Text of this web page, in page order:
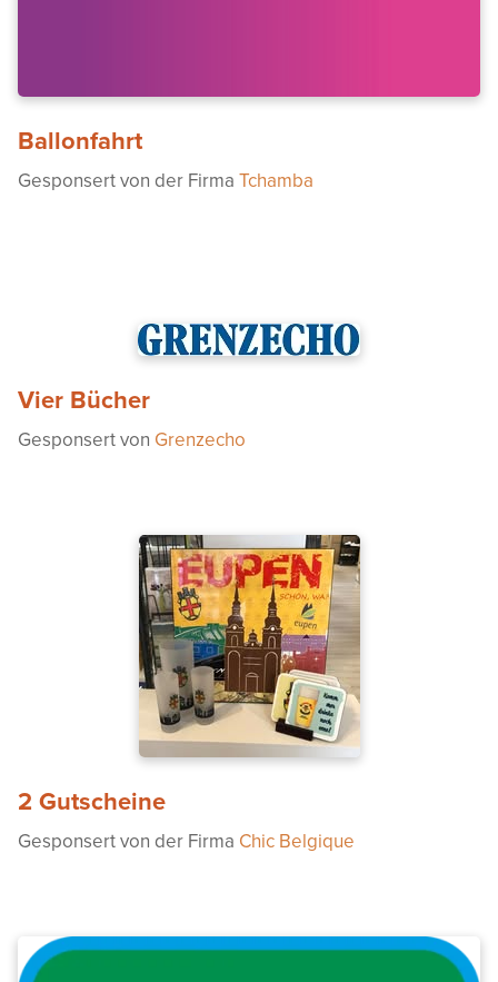
Ballonfahrt
Gesponsert von der Firma Tchamba
Vier Bücher
Gesponsert von Grenzecho
2 Gutscheine
Gesponsert von der Firma Chic Belgique